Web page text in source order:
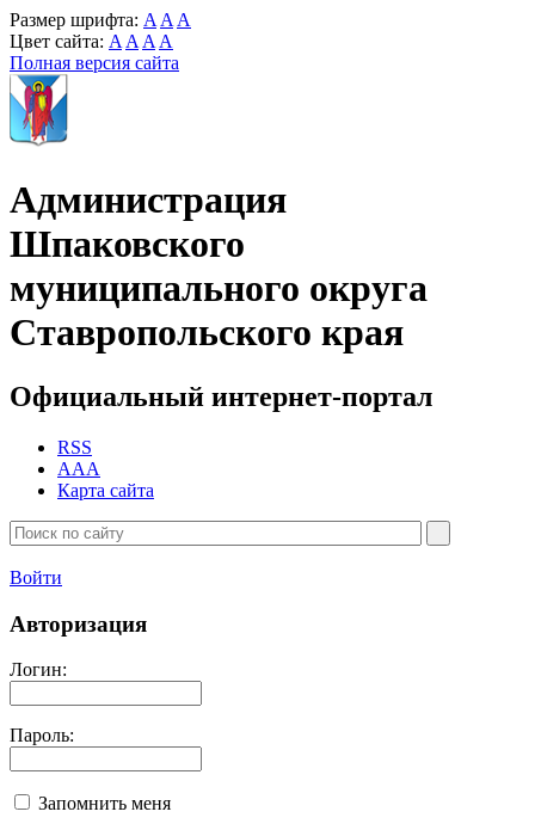
Размер шрифта: A A A
Цвет сайта: A A A A
Полная версия сайта
Администрация
Шпаковского
муниципального округа
Ставропольского края
Официальный интернет-портал
RSS
AAA
Карта сайта
Войти
Авторизация
Логин:
Пароль:
Запомнить меня